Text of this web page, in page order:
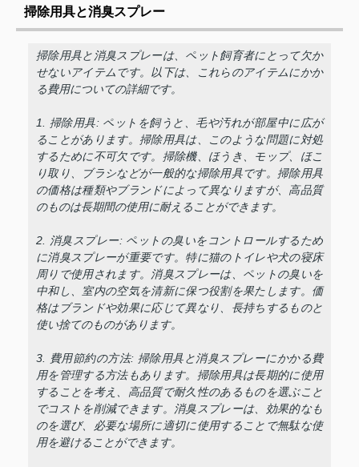
掃除用具と消臭スプレー
掃除用具と消臭スプレーは、ペット飼育者にとって欠か
せないアイテムです。以下は、これらのアイテムにかか
る費用についての詳細です。
1. 掃除用具: ペットを飼うと、毛や汚れが部屋中に広が
ることがあります。掃除用具は、このような問題に対処
するために不可欠です。掃除機、ほうき、モップ、ほこ
り取り、ブラシなどが一般的な掃除用具です。掃除用具
の価格は種類やブランドによって異なりますが、高品質
のものは長期間の使用に耐えることができます。
2. 消臭スプレー: ペットの臭いをコントロールするため
に消臭スプレーが重要です。特に猫のトイレや犬の寝床
周りで使用されます。消臭スプレーは、ペットの臭いを
中和し、室内の空気を清新に保つ役割を果たします。価
格はブランドや効果に応じて異なり、長持ちするものと
使い捨てのものがあります。
3. 費用節約の方法: 掃除用具と消臭スプレーにかかる費
用を管理する方法もあります。掃除用具は長期的に使用
することを考え、高品質で耐久性のあるものを選ぶこと
でコストを削減できます。消臭スプレーは、効果的なも
のを選び、必要な場所に適切に使用することで無駄な使
用を避けることができます。